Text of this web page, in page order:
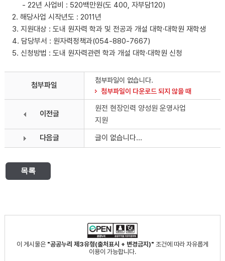
- 22년 사업비 : 520백만원(도 400, 자부담120)
2. 해당사업 시작년도 : 2011년
3. 지원대상 : 도내 원자력 학과 및 전공과 개설 대학·대학원 재학생
4. 담당부서 : 원자력정책과(054-880-7667)
5. 신청방법 : 도내 원자력관련 학과 개설 대학·대학원 신청
첨부파일
첨부파일이 없습니다.
첨부파일이 다운로드 되지 않을 때
이전글
원전 현장인력 양성원 운영사업
지원
다음글
글이 없습니다...
목록
이 게시물은 "공공누리 제3유형(출처표시 + 변경금지)" 조건에 따라 자유롭게
이용이 가능합니다.